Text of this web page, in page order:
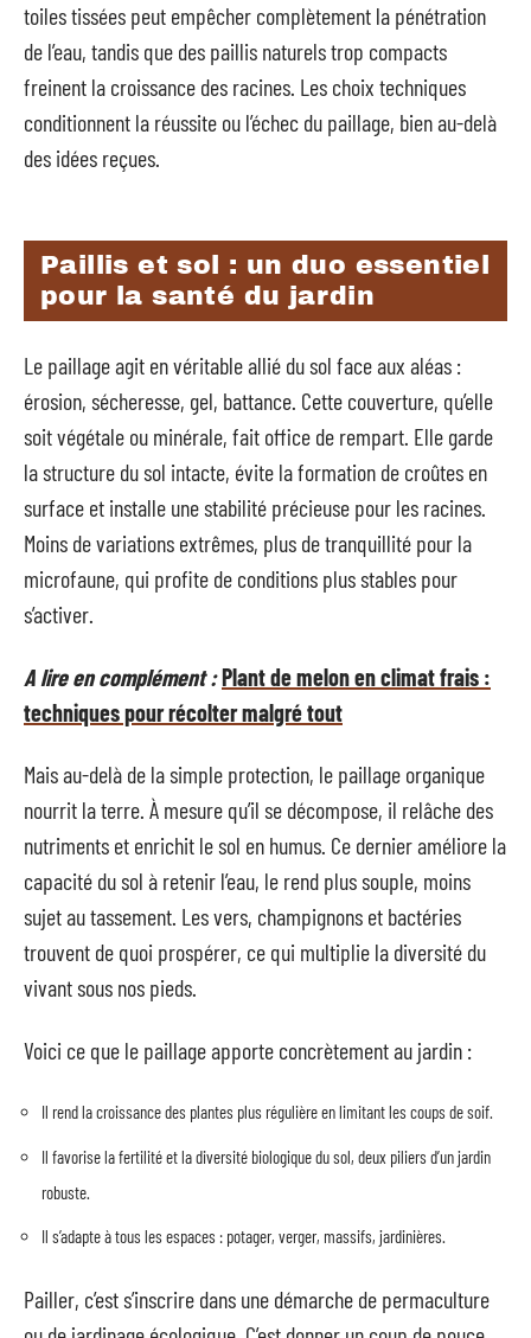
toiles tissées peut empêcher complètement la pénétration
de l’eau, tandis que des paillis naturels trop compacts
freinent la croissance des racines. Les choix techniques
conditionnent la réussite ou l’échec du paillage, bien au-delà
des idées reçues.
Paillis et sol : un duo essentiel
pour la santé du jardin
Le paillage agit en véritable allié du sol face aux aléas :
érosion, sécheresse, gel, battance. Cette couverture, qu’elle
soit végétale ou minérale, fait office de rempart. Elle garde
la structure du sol intacte, évite la formation de croûtes en
surface et installe une stabilité précieuse pour les racines.
Moins de variations extrêmes, plus de tranquillité pour la
microfaune, qui profite de conditions plus stables pour
s’activer.
A lire en complément :Plant de melon en climat frais :
techniques pour récolter malgré tout
Mais au-delà de la simple protection, le paillage organique
nourrit la terre. À mesure qu’il se décompose, il relâche des
nutriments et enrichit le sol en humus. Ce dernier améliore la
capacité du sol à retenir l’eau, le rend plus souple, moins
sujet au tassement. Les vers, champignons et bactéries
trouvent de quoi prospérer, ce qui multiplie la diversité du
vivant sous nos pieds.
Voici ce que le paillage apporte concrètement au jardin :
Il rend la croissance des plantes plus régulière en limitant les coups de soif.
Il favorise la fertilité et la diversité biologique du sol, deux piliers d’un jardin
robuste.
Il s’adapte à tous les espaces : potager, verger, massifs, jardinières.
Pailler, c’est s’inscrire dans une démarche de permaculture